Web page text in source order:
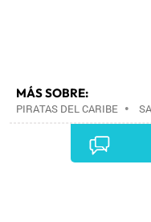
MÁS SOBRE:
PIRATAS DEL CARIBE •